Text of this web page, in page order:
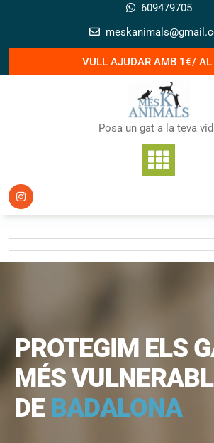
609479705
VULL AJUDAR AMB 1€/ AL
Posa un gat a la teva
PROTEGIM ELS
MÉS
DE BADALONA